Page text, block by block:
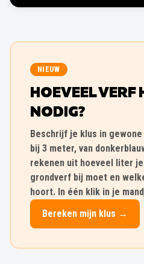
NIEUW
HOEVEEL VERF
NODIG?
Beschrijf je klus in gewone
bij 3 meter, van
rekenen uit hoeveel liter
grondverf bij moet en
hoort. In één klik in je
Bereken mijn klus →